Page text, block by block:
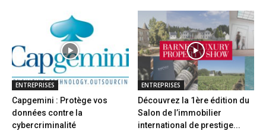
ENTREPRISES
Capgemini : Protège vos
données contre la
cybercriminalité
ENTREPRISES
Découvrez la 1ère édition du
Salon de l’immobilier
international de prestige...